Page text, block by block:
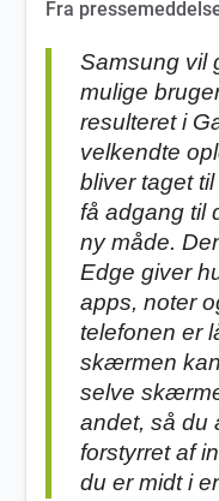
Fra
Samsung vil
mulige
resulteret i
velkendte
bliver taget
få adgang til
ny måde.
Edge giver
apps, noter
telefonen er
skærmen
selve
andet, så du
forstyrret af
du er midt i